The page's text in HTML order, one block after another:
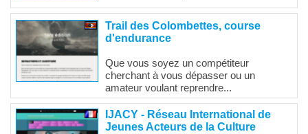
Trail des Colombettes, course
d'endurance
Que vous soyez un compétiteur
cherchant à vous dépasser ou un
amateur voulant reprendre...
IJACY - Réseau International de
Jeunes Acteurs de la Culture